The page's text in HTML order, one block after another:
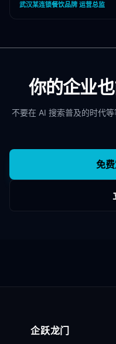
武汉某连锁餐饮品牌 运营总监
你的企业
不要在 AI 搜索普及的时代
免
企跃龙门